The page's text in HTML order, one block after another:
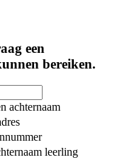
een
bereiken.
achternaam
leerling